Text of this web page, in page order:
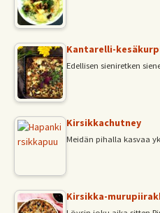
Kantarelli-
Edellisen sieniretken
Kirsikkachutney
Meidän pihalla kasvaa
Kirsikka-